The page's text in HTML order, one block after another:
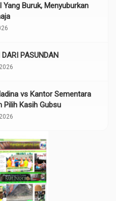
Yang Buruk, Menyuburkan
PASUNDAN
vs Kantor Sementara
Pilih Kasih Gubsu